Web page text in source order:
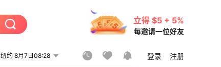
立得 $5 + 5%
每邀请一位好友
纽约 8月7日08:28 登录 注册